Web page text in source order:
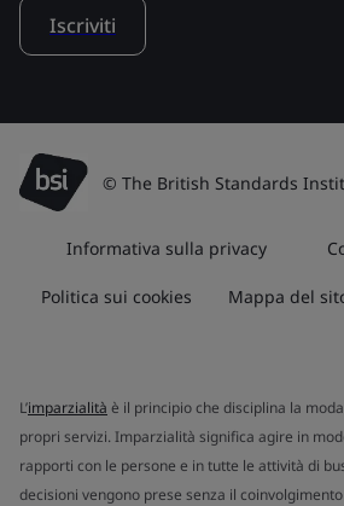
Iscriviti
© The British Standards
Informativa sulla privacy
Politica sui cookies Mappa del
L’imparzialità è il principio che disciplina la
propri servizi. Imparzialità significa agire in
rapporti con le persone e in tutte le attività di
decisioni vengono prese senza il